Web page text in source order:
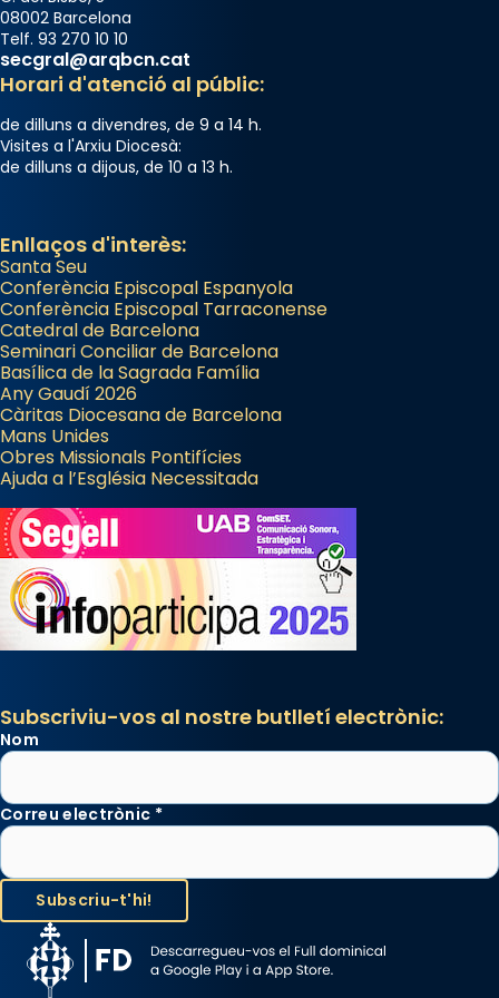
08002 Barcelona
Telf. 93 270 10 10
secgral@arqbcn.cat
Horari d'atenció al públic:
de dilluns a divendres, de 9 a 14 h.
Visites a l'Arxiu Diocesà:
de dilluns a dijous, de 10 a 13 h.
Enllaços d'interès:
Santa Seu
Conferència Episcopal Espanyola
Conferència Episcopal Tarraconense
Catedral de Barcelona
Seminari Conciliar de Barcelona
Basílica de la Sagrada Família
Any Gaudí 2026
Càritas Diocesana de Barcelona
Mans Unides
Obres Missionals Pontifícies
Ajuda a l’Església Necessitada
Subscriviu-vos al nostre butlletí electrònic:
Nom
Correu electrònic *